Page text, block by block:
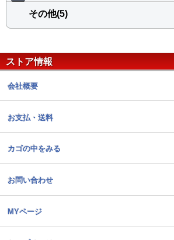
その他(5)
ストア情報
会社概要
お支払・送料
カゴの中をみる
お問い合わせ
MYページ